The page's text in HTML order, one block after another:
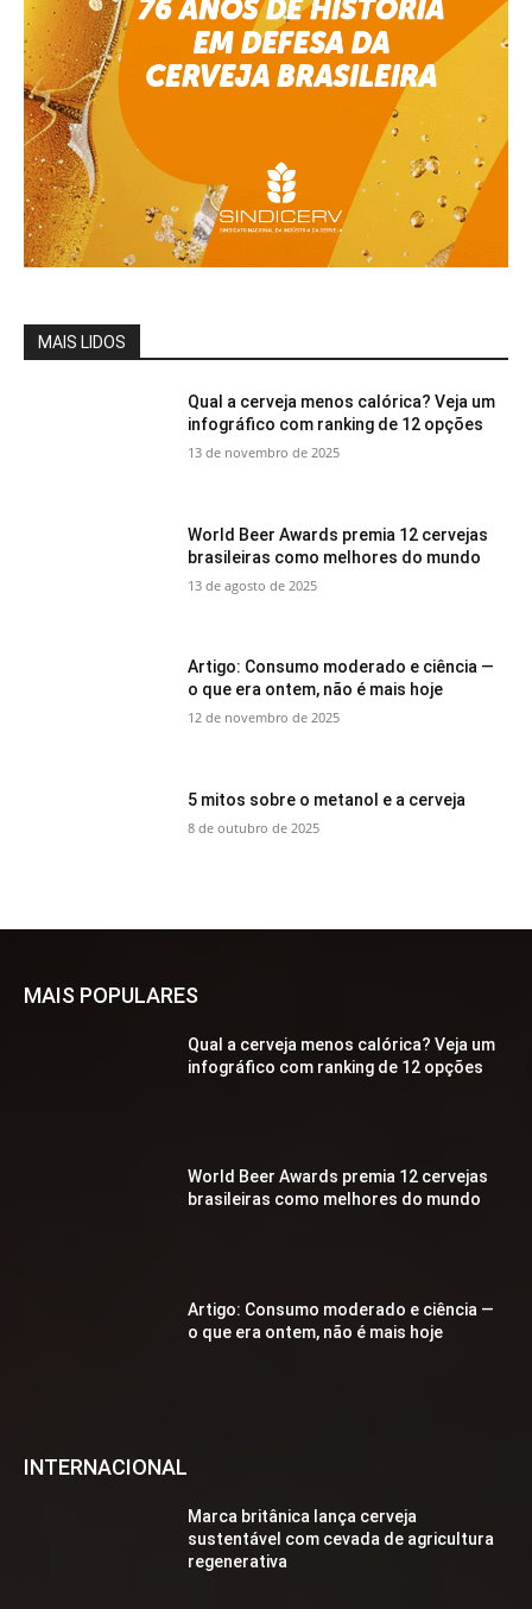
MAIS LIDOS
Qual a cerveja menos calórica? Veja um
infográfico com ranking de 12 opções
13 de novembro de 2025
World Beer Awards premia 12 cervejas
brasileiras como melhores do mundo
13 de agosto de 2025
Artigo: Consumo moderado e ciência —
o que era ontem, não é mais hoje
12 de novembro de 2025
5 mitos sobre o metanol e a cerveja
8 de outubro de 2025
MAIS POPULARES
Qual a cerveja menos calórica? Veja um
infográfico com ranking de 12 opções
World Beer Awards premia 12 cervejas
brasileiras como melhores do mundo
Artigo: Consumo moderado e ciência —
o que era ontem, não é mais hoje
INTERNACIONAL
Marca britânica lança cerveja
sustentável com cevada de agricultura
regenerativa